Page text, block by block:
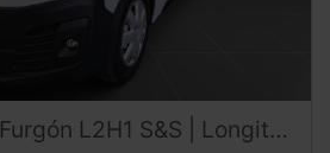
Furgón L2H1 S&S | Longitud Extra y Agilidad Urbana | | Desde 349€/mes